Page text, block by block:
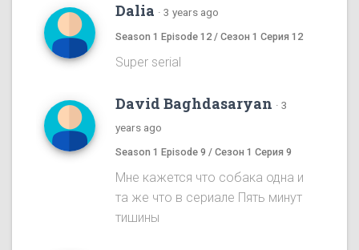
Dalia · 3 years ago
Season 1 Episode 12 / Сезон 1 Серия 12
Super serial
David Baghdasaryan · 3
years ago
Season 1 Episode 9 / Сезон 1 Серия 9
Мне кажется что собака одна и
та же что в сериале Пять минут
тишины